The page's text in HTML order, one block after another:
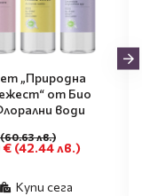
„Природна
от Био
води
€ (42.44 лв.)
(60.63 лв.)
Купи сега